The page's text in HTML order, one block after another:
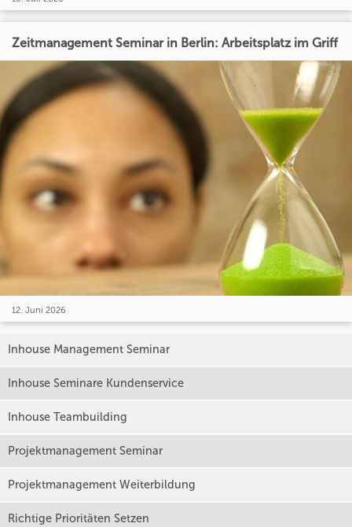
Zeitmanagement Seminar in Berlin: Arbeitsplatz im Griff
12. Juni 2026
Inhouse Management Seminar
Inhouse Seminare Kundenservice
Inhouse Teambuilding
Projektmanagement Seminar
Projektmanagement Weiterbildung
Richtige Prioritäten Setzen